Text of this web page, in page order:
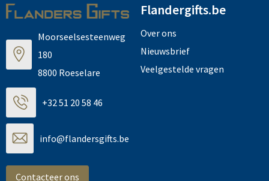
Moorseelsesteenweg
180
8800 Roeselare
+32 51 20 58 46
info@flandersgifts.be
Contacteer ons
Flandergifts.be
Over ons
Nieuwsbrief
Veelgestelde vragen